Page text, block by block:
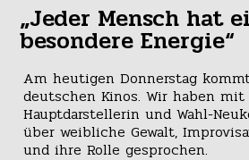
„Jeder Mensch hat
besondere Energie“
Am heutigen Donnerstag
deutschen Kinos. Wir haben mit
Hauptdarstellerin und Wahl-
über weibliche Gewalt,
und ihre Rolle gesprochen.